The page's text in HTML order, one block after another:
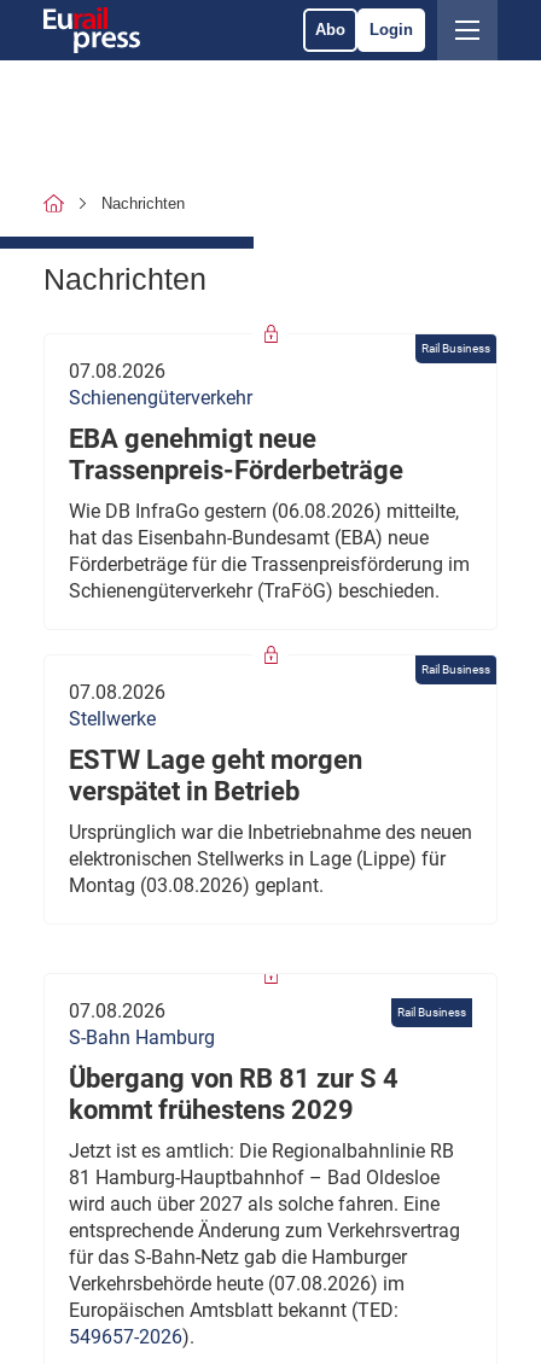
Abo Login
Nachrichten
Nachrichten
Rail Business
07.08.2026
Schienengüterverkehr
EBA genehmigt neue
Trassenpreis-Förderbeträge
Wie DB InfraGo gestern (06.08.2026) mitteilte,
hat das Eisenbahn-Bundesamt (EBA) neue
Förderbeträge für die Trassenpreisförderung im
Schienengüterverkehr (TraFöG) beschieden.
Rail Business
07.08.2026
Stellwerke
ESTW Lage geht morgen
verspätet in Betrieb
Ursprünglich war die Inbetriebnahme des neuen
elektronischen Stellwerks in Lage (Lippe) für
Montag (03.08.2026) geplant.
Rail Business
07.08.2026
S-Bahn Hamburg
Übergang von RB 81 zur S 4
kommt frühestens 2029
Jetzt ist es amtlich: Die Regionalbahnlinie RB
81 Hamburg-Hauptbahnhof – Bad Oldesloe
wird auch über 2027 als solche fahren. Eine
entsprechende Änderung zum Verkehrsvertrag
für das S-Bahn-Netz gab die Hamburger
Verkehrsbehörde heute (07.08.2026) im
Europäischen Amtsblatt bekannt (TED:
549657-2026).